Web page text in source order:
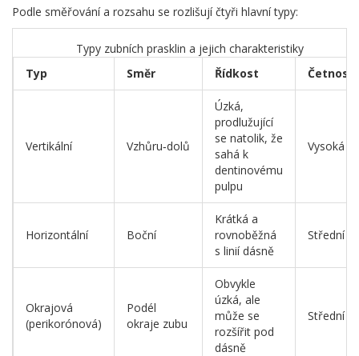
Podle směřování a rozsahu se rozlišují čtyři hlavní typy:
Typy zubních prasklin a jejich charakteristiky
Typ
Směr Řídkost Četnost
Vertikální Vzhůru‑dolů
Úzká,
prodlužující
se natolik, že
sahá k
dentinovému
pulpu
Vysoká
Horizontální Boční
Krátká a
rovnoběžná
s linií dásně
Střední
Okrajová
(perikorónová)
Podél
okraje zubu
Obvykle
úzká, ale
může se
rozšířit pod
dásně
Střední